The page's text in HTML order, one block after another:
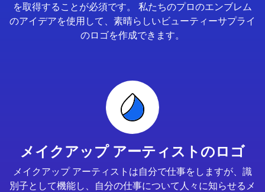
を取得することが必須です。 私たちのプロのエンブレム
のアイデアを使用して、素晴らしいビューティーサプライ
のロゴを作成できます。
メイクアップ アーティストのロゴ
メイクアップ アーティストは自分で仕事をしますが、識
別子として機能し、自分の仕事について人々に知らせるメ